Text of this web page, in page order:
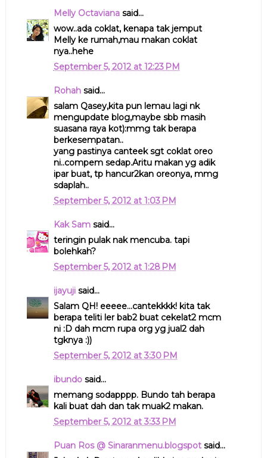
Melly Octavianasaid...
wow..ada coklat, kenapa tak jemput
Melly ke rumah,mau makan coklat
nya..hehe
September 5, 2012 at 12:23 PM
Rohahsaid...
salam Qasey,kita pun lemau lagi nk
mengupdate blog,maybe sbb masih
suasana raya kot):mmg tak berapa
berkesempatan..
yang pastinya canteek sgt coklat oreo
ni..compem sedap.Aritu makan yg adik
ipar buat, tp hancur2kan oreonya, mmg
sdaplah..
September 5, 2012 at 1:03 PM
Kak Samsaid...
teringin pulak nak mencuba. tapi
bolehkah?
September 5, 2012 at 1:28 PM
ijayujisaid...
Salam QH! eeeee...cantekkkk! kita tak
berapa teliti ler bab2 buat cekelat2 mcm
ni :D dah mcm rupa org yg jual2 dah
tgknya :))
September 5, 2012 at 3:30 PM
ibundosaid...
memang sodapppp. Bundo tah berapa
kali buat dah dan tak muak2 makan.
September 5, 2012 at 3:33 PM
Puan Ros @ Sinaranmenu.blogspotsaid...